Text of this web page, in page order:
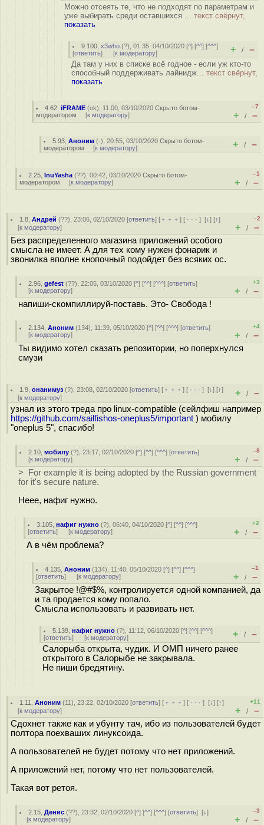
Можно отсеять те, что не подходят по параметрам и
уже выбирать среди оставшихся ... текст свёрнут,
показать
9.100 ,x3who (?), 01:35, 04/10/2020 [^] [^^] [^^^]
[ответить] [к модератору] + / –
Да там у них в списке всё годное - если уж кто-то
способный поддерживать лайнидж... текст свёрнут,
показать
4.62 ,iFRAME (ok), 11:00, 03/10/2020Скрыто ботом-
модератором [к модератору]
–7
+ / –
5.93 ,Аноним (-), 20:55, 03/10/2020Скрыто ботом-
модератором [к модератору] + / –
2.25 ,InuYasha (??), 00:42, 03/10/2020Скрыто ботом-
модератором [к модератору]
–1
+ / –
1.8 ,Андрей (??), 23:06, 02/10/2020 [ответить] [ ﹢﹢﹢] [ · · ·][↓] [↑]
[к модератору]
–2
+ / –
Без распределенного магазина приложений особого
смысла не имеет. А для тех кому нужен фонарик и
звонилка вполне кнопочный подойдет без всяких ос.
2.96 ,gefest (??), 22:05, 03/10/2020 [^] [^^] [^^^] [ответить]
[к модератору]
+3
+ / –
напиши-скомпиллируй-поставь. Это- Свобода !
2.134 ,Аноним (134), 11:39, 05/10/2020 [^] [^^] [^^^] [ответить]
[к модератору]
+4
+ / –
Ты видимо хотел сказать репозитории, но поперхнулся
смузи
1.9 ,онанимуз (?), 23:08, 02/10/2020 [ответить] [ ﹢﹢﹢] [ · · ·][↓] [↑]
[к модератору] + / –
узнал из этого треда про linux-compatible (сейлфиш например
https://github.com/sailfishos-oneplus5/important ) мобилу
"oneplus 5", спасибо!
2.10 ,мобилу (?), 23:17, 02/10/2020 [^] [^^] [^^^] [ответить]
[к модератору]
–8
+ / –
> For example it is being adopted by the Russian government
for it's secure nature.
Неее, нафиг нужно.
3.105 ,нафиг нужно (?), 06:40, 04/10/2020 [^] [^^] [^^^]
[ответить] [к модератору]
+2
+ / –
А в чём проблема?
4.135 ,Аноним (134), 11:40, 05/10/2020 [^] [^^] [^^^]
[ответить] [к модератору]
–1
+ / –
Закрытое !@#$%, контролируется одной компанией, да
и та продается кому попало.
Смысла использовать и развивать нет.
5.139 ,нафиг нужно (?), 11:12, 06/10/2020 [^] [^^] [^^^]
[ответить] [к модератору] + / –
Салорыба открыта, чудик. И ОМП ничего ранее
открытого в Салорыбе не закрывала.
Не пиши бредятину.
1.11 ,Аноним (11), 23:22, 02/10/2020 [ответить] [ ﹢﹢﹢] [ · · ·][↓] [↑]
[к модератору]
+11
+ / –
Сдохнет также как и убунту тач, ибо из пользователей будет
полтора поехваших линуксоида.
А пользователей не будет потому что нет приложений.
А приложений нет, потому что нет пользователей.
Такая вот ретоя.
2.15 ,Денис (??), 23:32, 02/10/2020 [^] [^^] [^^^] [ответить][↓]
[к модератору]
–3
+ / –